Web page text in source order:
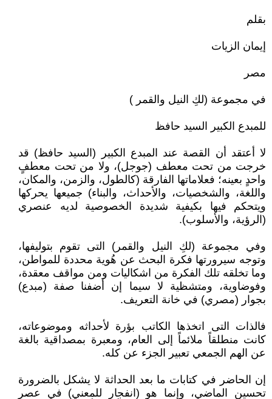
بقلم
إيمان الزيات
مصر
في مجموعة (لكِ النيل والقمر )
للمبدع الكبير السيد حافظ
لا أعتقد أن القصة عند المبدع الكبير (السيد حافظ) قد
خرجت من تحت معطف (جوجل)، ولا من تحت معطفٍ
واحدٍ بعينه؛ فعلاماتها الفارقة (كالطول، والزمن، والمكان،
واللغة، والشخصيات، والأحداث، والبناء) جميعها يحركها
ويتحكم فيها بكيفية شديدة الخصوصية لديه عنصري
(الرؤية، والأسلوب).
وفي مجموعة (لكِ النيل والقمر) التى تقوم بتوليفها،
وتوجه سيرورتها فكرة البحث عن هُوية محددة للمواطن،
وما تخلقه تلك الفكرة من اشكاليات ومن مواقف معقدة،
وفوضاوية، ومتشظية لا سيما إن أضفنا صفة (مبدع)
بجوار (مصري) في خانة التعريف.
فالذات التى اتخذها الكاتب بؤرة لأحداثه وموضوعاته،
كانت منطلقاً ملائماً إلى العام، ومعبرة بمصداقية بالغة
عن الهم الجمعي تعبير الجزء عن كله.
إن الحاضر في كتابات ما بعد الحداثة لا يشكل بالضرورة
تحسين الماضي، وإنما هو (انفجار للمعني) في عصر